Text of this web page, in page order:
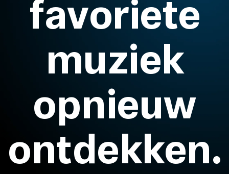
Koptelefoononderdelen en accessoires
TV-koptelefoons voor gehoorondersteuning
Gehoorbronnen
Originele gehooronderdelengehoor en accessoires
favoriete
muziek
opnieuw
ontdekken.